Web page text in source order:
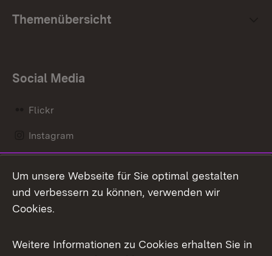
Themenübersicht
Social Media
Flickr
Instagram
Mastodon
Messenger
Social Wall
Um unsere Webseite für Sie optimal gestalten
und verbessern zu können, verwenden wir
Cookies.
Weitere Informationen zu Cookies erhalten Sie in